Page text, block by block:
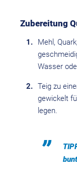
Zubereitung
Mehl,
Wasser
Teig zu
gewickelt
legen.